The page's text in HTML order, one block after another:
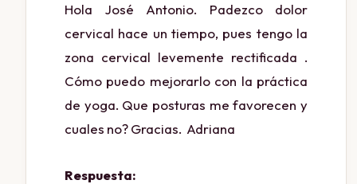
Hola José Antonio. Padezco dolor
cervical hace un tiempo, pues tengo la
zona cervical levemente rectificada .
Cómo puedo mejorarlo con la práctica
de yoga. Que posturas me favorecen y
cuales no? Gracias. Adriana
Respuesta: